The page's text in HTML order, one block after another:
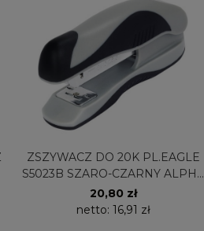
ZSZYWACZ DO 20K PL.EAGLE
S5023B SZARO-CZARNY ALPHA
110-1284
20,80 zł
netto: 16,91 zł